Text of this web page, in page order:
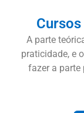
A parte
praticidade, e
fazer a